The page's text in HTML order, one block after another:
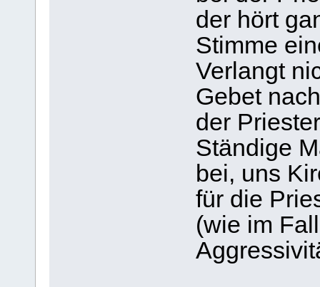
der hört
Stimme
Verlangt
Gebet
der
Ständige
bei, uns
für die
(wie im